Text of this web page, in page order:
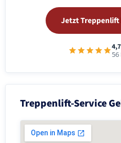
Jetzt
Treppenlift-Service